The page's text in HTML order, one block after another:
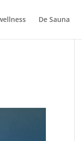
De Sauna